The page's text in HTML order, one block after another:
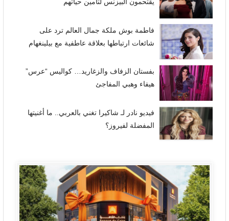
يقتحمون البيزنس لتأمين حياتهم
فاطمة بوش ملكة جمال العالم ترد على
شائعات ارتباطها بعلاقة عاطفية مع بيلينغهام
بفستان الزفاف والزغاريد… كواليس “عرس”
هيفاء وهبي المفاجئ
فيديو نادر لـ شاكيرا تغني بالعربي.. ما أغنيتها
المفضلة لفيروز؟